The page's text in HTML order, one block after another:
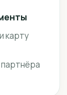
карту